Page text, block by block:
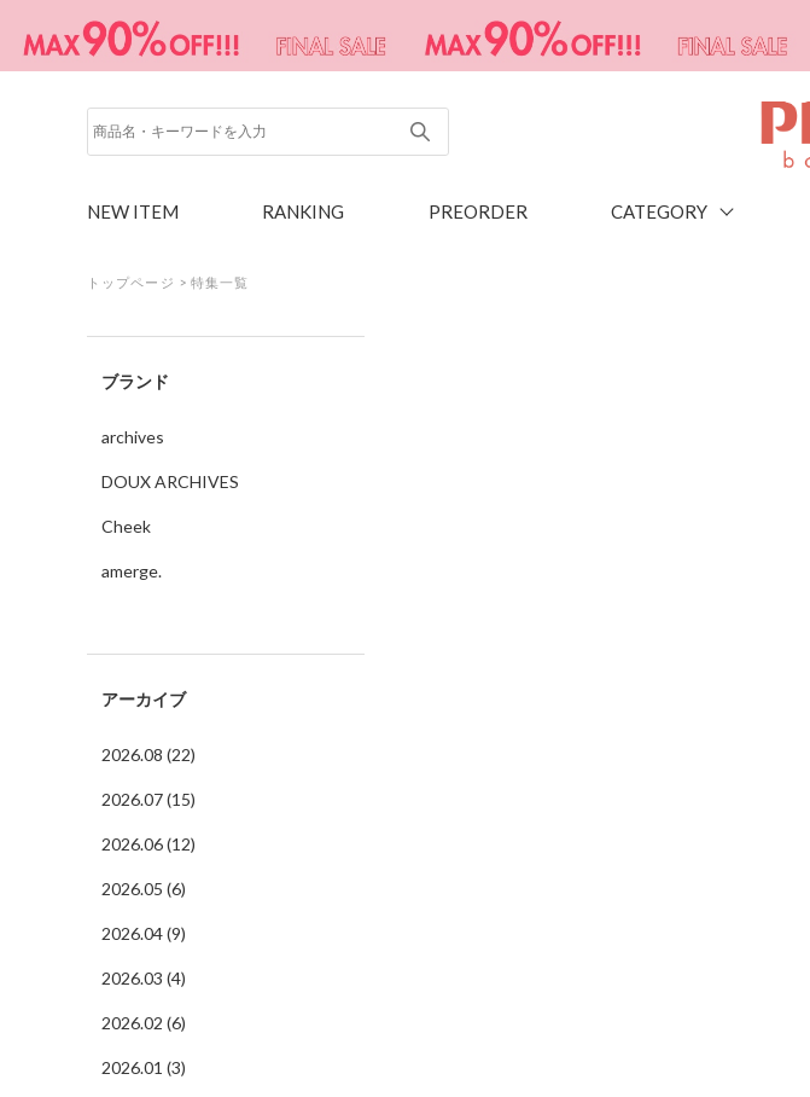
NEW ITEM RANKING PREORDER CATEGORY
トップページ > 特集一覧
ブランド
archives
DOUX ARCHIVES
Cheek
amerge.
アーカイブ
2026.08 (22)
2026.07 (15)
2026.06 (12)
2026.05 (6)
2026.04 (9)
2026.03 (4)
2026.02 (6)
2026.01 (3)